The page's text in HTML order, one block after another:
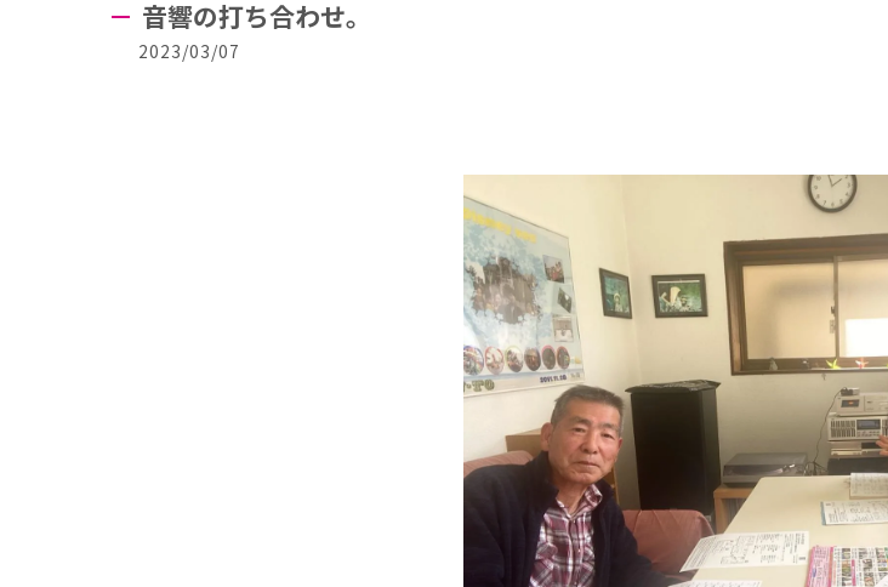
音響の打ち合わせ。
2023/03/07